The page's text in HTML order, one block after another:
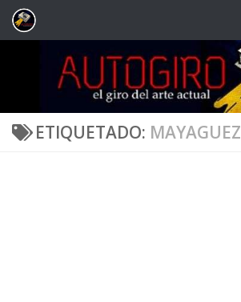
Saltar al contenido
ETIQUETADO: MAYAGUEZ